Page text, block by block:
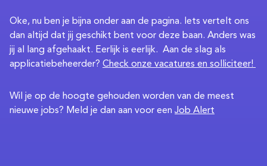
Oke, nu ben je bijna onder aan de pagina. Iets vertelt ons
dan altijd dat jij geschikt bent voor deze baan. Anders was
jij al lang afgehaakt. Eerlijk is eerlijk. Aan de slag als
applicatiebeheerder? Check onze vacatures en solliciteer!
Wil je op de hoogte gehouden worden van de meest
nieuwe jobs? Meld je dan aan voor een Job Alert